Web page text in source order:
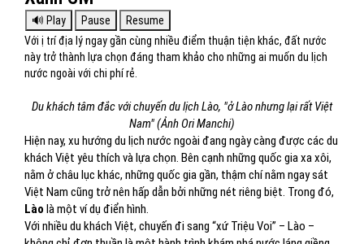
Với ị trí địa lý ngay gần cùng nhiều điểm thuận tiện khác, đất nước
này trở thành lựa chọn đáng tham khảo cho những ai muốn du lịch
nước ngoài với chi phí rẻ.
Du khách tâm đắc với chuyến du lịch Lào, "ở Lào nhưng lại rất Việt
Nam" (Ảnh Ori Manchi)
Hiện nay, xu hướng du lịch nước ngoài đang ngày càng được các du
khách Việt yêu thích và lựa chọn. Bên cạnh những quốc gia xa xôi,
nằm ở châu lục khác, những quốc gia gần, thậm chí nằm ngay sát
Việt Nam cũng trở nên hấp dẫn bởi những nét riêng biệt. Trong đó,
Lào là một ví dụ điển hình.
Với nhiều du khách Việt, chuyến đi sang “xứ Triệu Voi” – Lào –